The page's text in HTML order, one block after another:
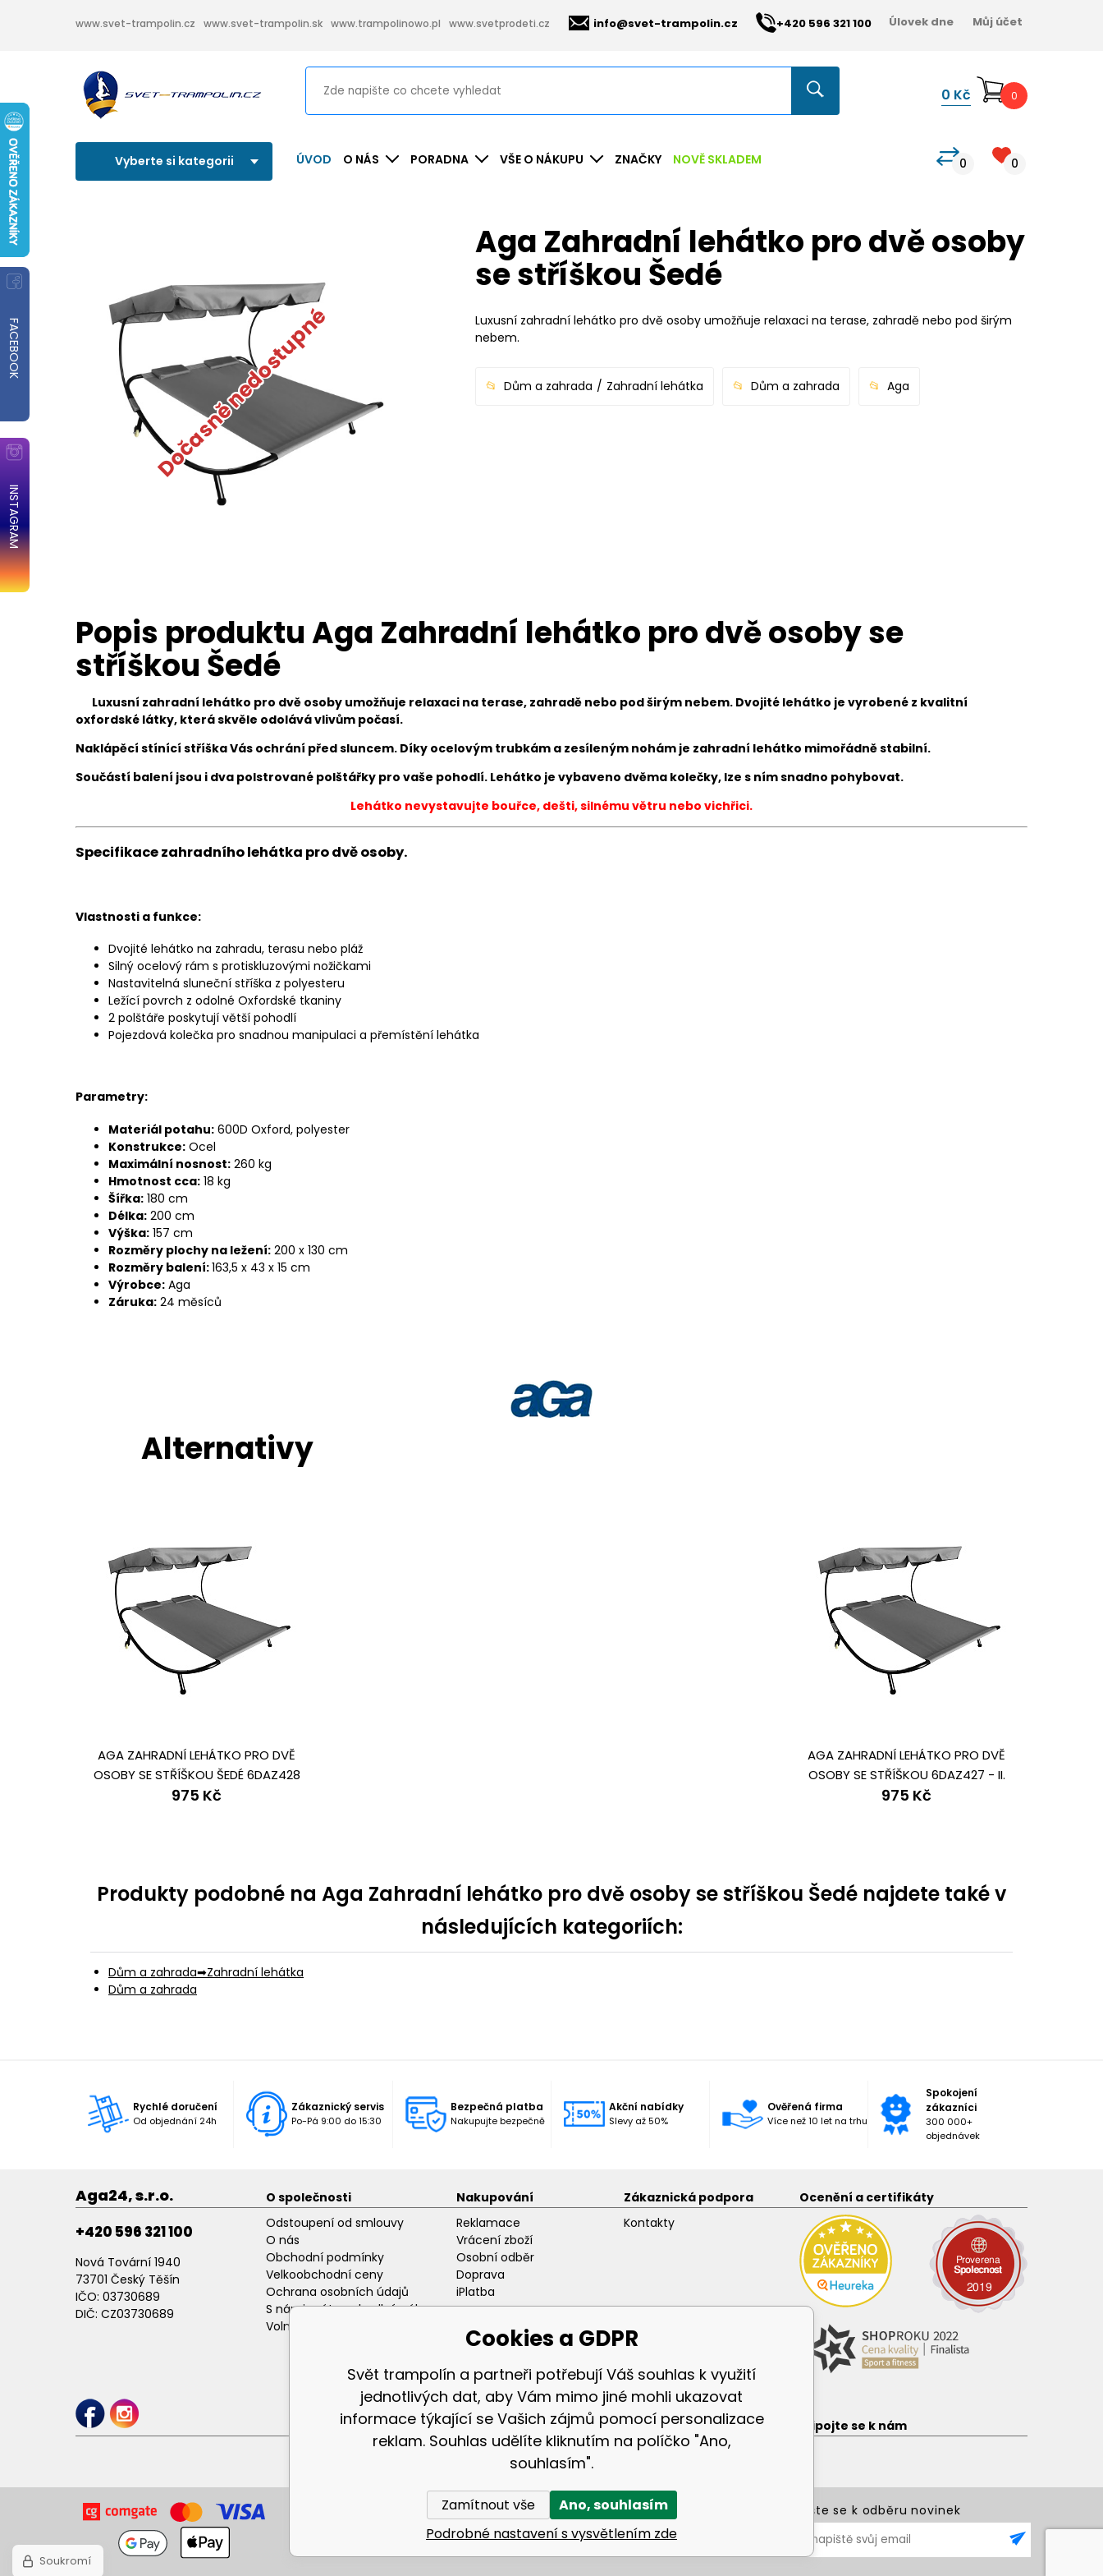
FACEBOOK
INSTAGRAM
www.svet-trampolin.cz www.svet-trampolin.sk www.trampolinowo.pl www.svetprodeti.cz info@svet-trampolin.cz +420 596 321 100 Úlovek dne Můj účet
0 Kč 0
Vyberte si kategorii ÚVOD O NÁS PORADNA VŠE O NÁKUPU ZNAČKY NOVĚ SKLADEM 0 0
Dočasně nedostupné
Aga Zahradní lehátko pro dvě osoby
se stříškou Šedé
Luxusní zahradní lehátko pro dvě osoby umožňuje relaxaci na terase, zahradě nebo pod širým
nebem.
Dům a zahrada Zahradní lehátka Dům a zahrada Aga
Popis produktu Aga Zahradní lehátko pro dvě osoby se
stříškou Šedé
Luxusní zahradní lehátko pro dvě osoby umožňuje relaxaci na terase, zahradě nebo pod širým nebem. Dvojité lehátko je vyrobené z kvalitní
oxfordské látky, která skvěle odolává vlivům počasí.
Naklápěcí stínící stříška Vás ochrání před sluncem. Díky ocelovým trubkám a zesíleným nohám je zahradní lehátko mimořádně stabilní.
Součástí balení jsou i dva polstrované polštářky pro vaše pohodlí. Lehátko je vybaveno dvěma kolečky, lze s ním snadno pohybovat.
Lehátko nevystavujte bouřce, dešti, silnému větru nebo vichřici.
Specifikace zahradního lehátka pro dvě osoby.
Vlastnosti a funkce:
Dvojité lehátko na zahradu, terasu nebo pláž
Silný ocelový rám s protiskluzovými nožičkami
Nastavitelná sluneční stříška z polyesteru
Ležící povrch z odolné Oxfordské tkaniny
2 polštáře poskytují větší pohodlí
Pojezdová kolečka pro snadnou manipulaci a přemístění lehátka
Parametry:
Materiál potahu: 600D Oxford, polyester
Konstrukce: Ocel
Maximální nosnost: 260 kg
Hmotnost cca: 18 kg
Šířka: 180 cm
Délka: 200 cm
Výška: 157 cm
Rozměry plochy na ležení: 200 x 130 cm
Rozměry balení:163,5 x 43 x 15 cm
Výrobce: Aga
Záruka: 24 měsíců
Alternativy
AGA ZAHRADNÍ LEHÁTKO PRO DVĚ
OSOBY SE STŘÍŠKOU ŠEDÉ 6DAZ428
- II. JAKOST
975 Kč
AGA ZAHRADNÍ LEHÁTKO PRO DVĚ
OSOBY SE STŘÍŠKOU 6DAZ427 - II.
JAKOST
975 Kč
Produkty podobné na Aga Zahradní lehátko pro dvě osoby se stříškou Šedé najdete také v
následujících kategoriích:
Dům a zahrada
Zahradní lehátka
Dům a zahrada
Rychlé doručení
Od objednání 24h
Zákaznický servis
Po-Pá 9:00 do 15:30
Bezpečná platba
Nakupujte bezpečně
Akční nabídky
Slevy až 50%
Ověřená firma
Více než 10 let na trhu
Spokojení
zákazníci
300 000+
objednávek
Aga24, s.r.o.
+420 596 321 100
Nová Tovární 1940
73701 Český Těšín
IČO: 03730689
DIČ: CZ03730689
O společnosti
Odstoupení od smlouvy
O nás
Obchodní podmínky
Velkoobchodní ceny
Ochrana osobních údajů
S námi máte pohodlný nákup
Volné pracovní pozice
Nakupování
Reklamace
Vrácení zboží
Osobní odběr
Doprava
iPlatba
Zákaznická podpora
Kontakty
Ocenění a certifikáty
Zákaznická sekce
Přihlášení
Připojte se k nám
© 2026 AGA24 s.r.o., Všechna práva vyhrazena
Tvorbu webové stránkyzajistilBINARGON.cz
Přihlašte se k odběru novinek
Cookies a GDPR
Svět trampolín a partneři potřebují Váš souhlas k využití
jednotlivých dat, aby Vám mimo jiné mohli ukazovat
informace týkající se Vašich zájmů pomocí personalizace
reklam. Souhlas udělíte kliknutím na políčko "Ano,
souhlasím".
Zamítnout vše
Ano, souhlasím
Podrobné nastavení s vysvětlením zde
Soukromí